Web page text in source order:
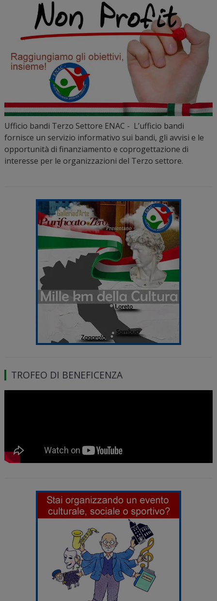
Ufficio bandi Terzo Settore ENAC - L’ufficio bandi
fornisce un servizio informativo sui bandi, gli avvisi e le
opportunità di finanziamento e coprogettazione di
interesse per le organizzazioni del Terzo settore.
TROFEO DI BENEFICENZA